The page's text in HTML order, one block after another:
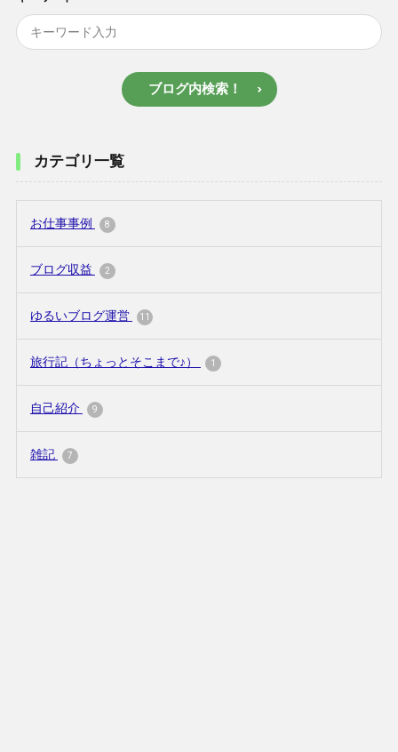
ブログ内検索！
カテゴリ一覧
お仕事事例 8
ブログ収益 2
ゆるいブログ運営 11
旅行記（ちょっとそこまで♪） 1
自己紹介 9
雑記 7